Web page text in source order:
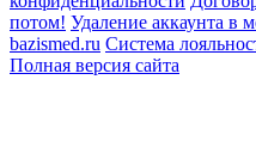
потом! Удаление аккаунта в
bazismed.ru Система
Полная версия сайта